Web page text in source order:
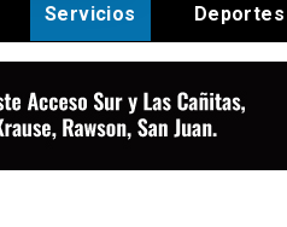
Servicios Deportes